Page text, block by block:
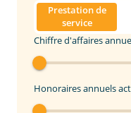
Prestation de
service
Chiffre d'affaires
Honoraires annuels